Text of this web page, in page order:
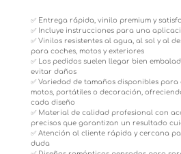
✅ Entrega rápida, vinilo premium y
✅ Incluye instrucciones para una
✅ Vinilos resistentes al agua, al sol y al
para coches, motos y exteriores
✅ Los pedidos suelen llegar bien
evitar daños
✅ Variedad de tamaños disponibles
motos, portátiles o decoración,
cada diseño
✅ Material de calidad profesional con
precisos que garantizan un resultado
✅ Atención al cliente rápida y cercana
duda